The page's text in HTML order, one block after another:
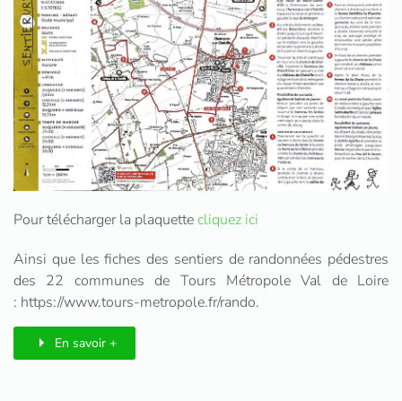
Pour télécharger la plaquettecliquez ici
Ainsi que les fiches des sentiers de randonnées pédestres
des 22 communes de Tours Métropole Val de Loire
: https://www.tours-metropole.fr/rando.
En savoir +